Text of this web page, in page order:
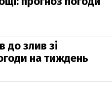
до злив зі
на тиждень